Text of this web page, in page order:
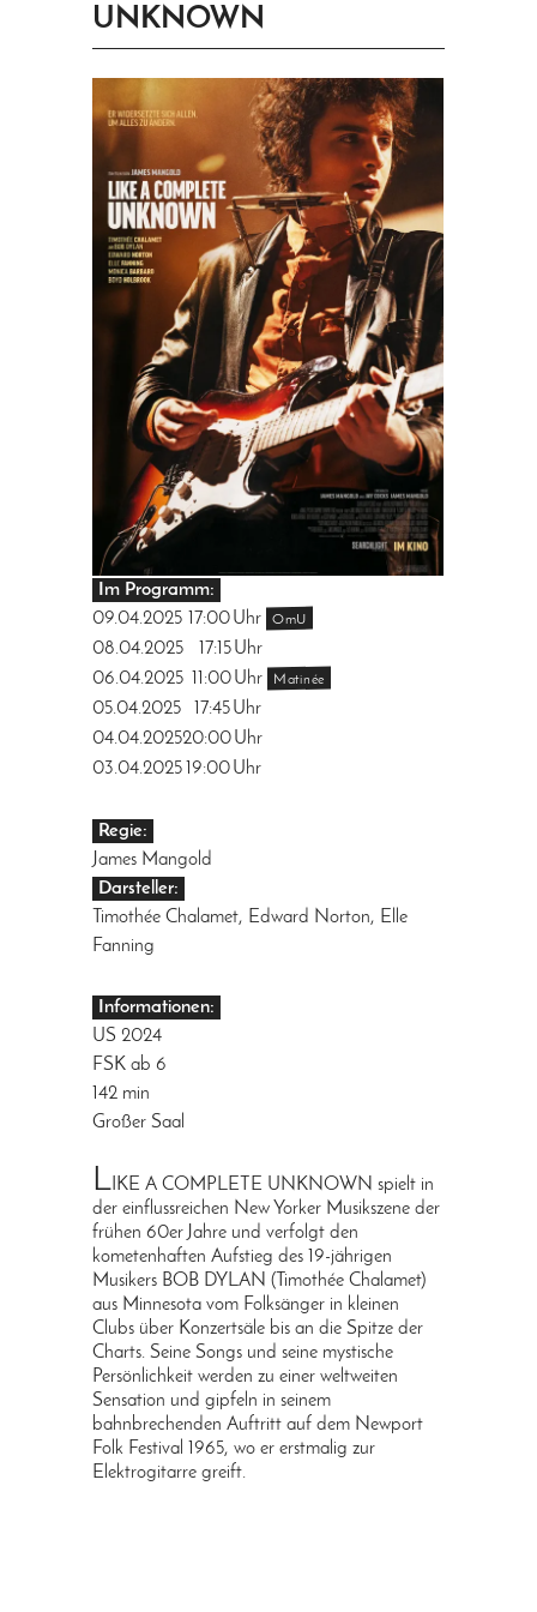
UNKNOWN
Im Programm:
09.04.2025
17:00Uhr OmU
08.04.2025 17:15Uhr
06.04.2025
11:00Uhr Matinée
05.04.2025 17:45Uhr
04.04.202520:00Uhr
03.04.2025 19:00Uhr
Regie:
James Mangold
Darsteller:
Timothée Chalamet, Edward Norton, Elle
Fanning
Informationen:
US 2024
FSK ab 6
142 min
Großer Saal
L IKE A COMPLETE UNKNOWN spielt in
der einflussreichen New Yorker Musikszene der
frühen 60er Jahre und verfolgt den
kometenhaften Aufstieg des 19-jährigen
Musikers BOB DYLAN (Timothée Chalamet)
aus Minnesota vom Folksänger in kleinen
Clubs über Konzertsäle bis an die Spitze der
Charts. Seine Songs und seine mystische
Persönlichkeit werden zu einer weltweiten
Sensation und gipfeln in seinem
bahnbrechenden Auftritt auf dem Newport
Folk Festival 1965, wo er erstmalig zur
Elektrogitarre greift.